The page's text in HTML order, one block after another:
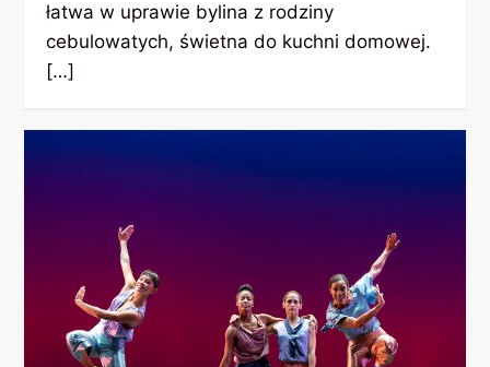
łatwa w uprawie bylina z rodziny
cebulowatych, świetna do kuchni domowej.
[…]